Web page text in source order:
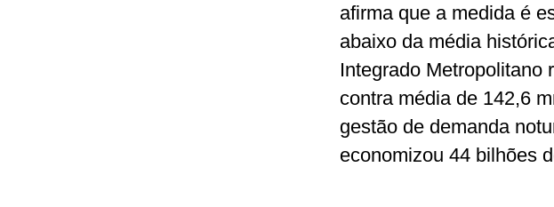
afirma que a medida é
abaixo da média
Integrado Metropolitano
contra média de 142,6
gestão de demanda
economizou 44 bilhões